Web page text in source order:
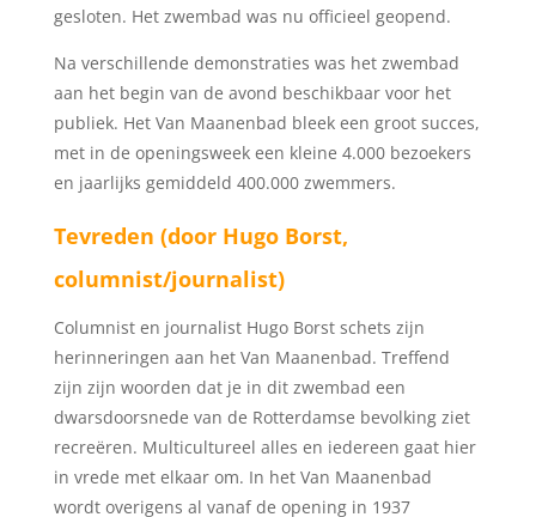
gesloten. Het zwembad was nu officieel geopend.
Na verschillende demonstraties was het zwembad
aan het begin van de avond beschikbaar voor het
publiek. Het Van Maanenbad bleek een groot succes,
met in de openingsweek een kleine 4.000 bezoekers
en jaarlijks gemiddeld 400.000 zwemmers.
Tevreden (door Hugo Borst,
columnist/journalist)
Columnist en journalist Hugo Borst schets zijn
herinneringen aan het Van Maanenbad. Treffend
zijn zijn woorden dat je in dit zwembad een
dwarsdoorsnede van de Rotterdamse bevolking ziet
recreëren. Multicultureel alles en iedereen gaat hier
in vrede met elkaar om. In het Van Maanenbad
wordt overigens al vanaf de opening in 1937